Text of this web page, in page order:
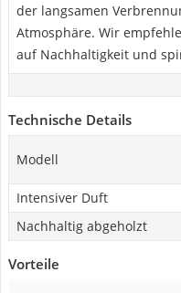
der langsamen
Atmosphäre. Wir
auf Nachhaltigkeit und
Technische Details
Modell
Intensiver Duft
Nachhaltig abgeholzt
Vorteile